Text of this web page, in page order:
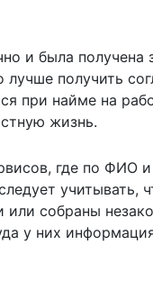
и была получена
получить
при найме на
жизнь.
где по ФИО
учитывать,
собраны
у них